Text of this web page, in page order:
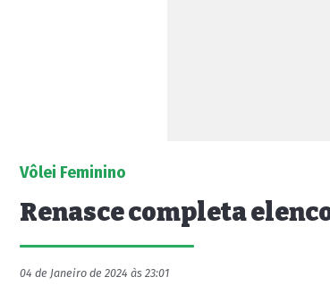
Vôlei Feminino
Renasce completa
04 de Janeiro de 2024 às 23:01